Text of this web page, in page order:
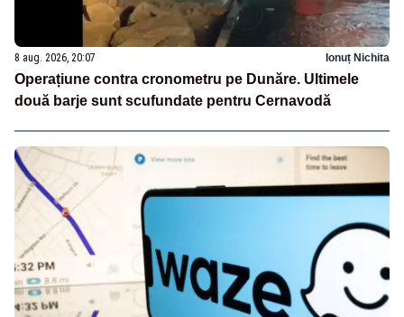
8 aug. 2026, 20:07 Ionuț Nichita
Operațiune contra cronometru pe Dunăre. Ultimele
două barje sunt scufundate pentru Cernavodă